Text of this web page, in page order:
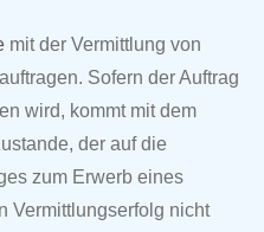
mit der Vermittlung von
Sofern der Auftrag
wird, kommt mit dem
der auf die
zum Erwerb eines
Vermittlungserfolg nicht